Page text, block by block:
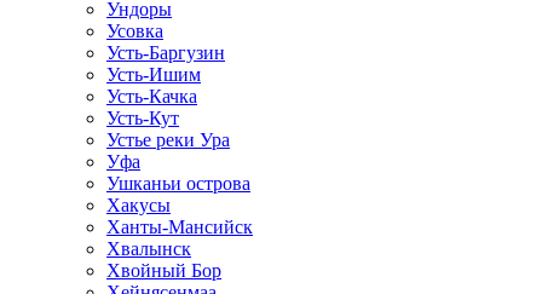
Ундоры
Усовка
Усть-Баргузин
Усть-Ишим
Усть-Качка
Усть-Кут
Устье реки Ура
Уфа
Ушканьи острова
Хакусы
Ханты-Мансийск
Хвалынск
Хвойный Бор